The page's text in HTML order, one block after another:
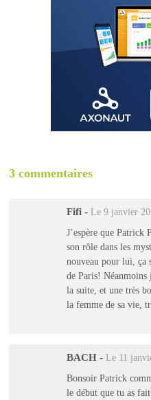
3 commentaires
Fifi - Le 9 janvier
J’espère que Patrick
son rôle dans les
nouveau pour lui, ça
de Paris! Néanmoins
la suite, et une très
la femme de sa vie,
BACH - Le 11
Bonsoir Patrick
le début que tu as